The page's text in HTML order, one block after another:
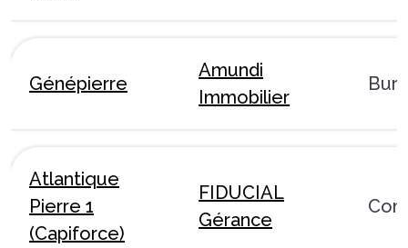
Génépierre
Amundi
Immobilier
Atlantique
Pierre 1
(Capiforce)
FIDUCIAL
Gérance